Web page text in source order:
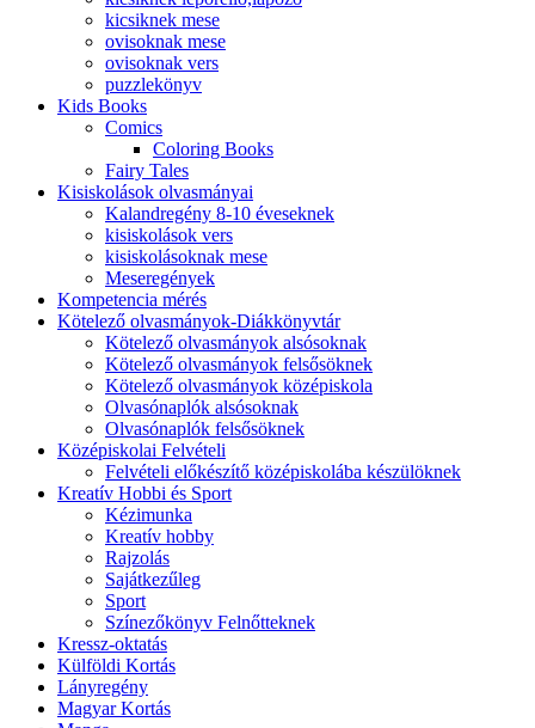
kicsiknek mese
ovisoknak mese
ovisoknak vers
puzzlekönyv
Kids Books
Comics
Coloring Books
Fairy Tales
Kisiskolások olvasmányai
Kalandregény 8-10 éveseknek
kisiskolások vers
kisiskolásoknak mese
Meseregények
Kompetencia mérés
Kötelező olvasmányok-Diákkönyvtár
Kötelező olvasmányok alsósoknak
Kötelező olvasmányok felsősöknek
Kötelező olvasmányok középiskola
Olvasónaplók alsósoknak
Olvasónaplók felsősöknek
Középiskolai Felvételi
Felvételi előkészítő középiskolába készülöknek
Kreatív Hobbi és Sport
Kézimunka
Kreatív hobby
Rajzolás
Sajátkezűleg
Sport
Színezőkönyv Felnőtteknek
Kressz-oktatás
Külföldi Kortás
Lányregény
Magyar Kortás